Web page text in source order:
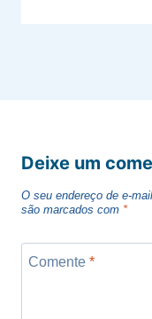
Deixe um
O seu endereço de e-
são marcados com *
Comente *